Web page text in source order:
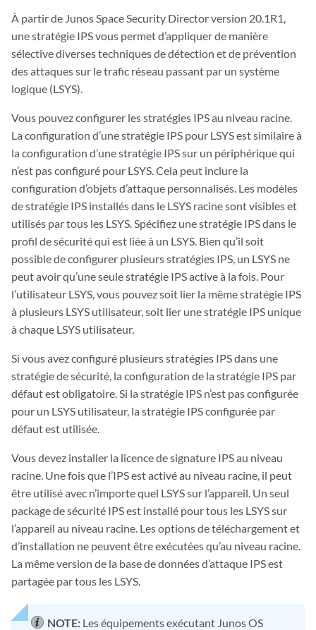
À partir de Junos Space Security Director version 20.1R1,
une stratégie IPS vous permet d’appliquer de manière
sélective diverses techniques de détection et de prévention
des attaques sur le trafic réseau passant par un système
logique (LSYS).
Vous pouvez configurer les stratégies IPS au niveau racine.
La configuration d’une stratégie IPS pour LSYS est similaire à
la configuration d’une stratégie IPS sur un périphérique qui
n’est pas configuré pour LSYS. Cela peut inclure la
configuration d’objets d’attaque personnalisés. Les modèles
de stratégie IPS installés dans le LSYS racine sont visibles et
utilisés par tous les LSYS. Spécifiez une stratégie IPS dans le
profil de sécurité qui est liée à un LSYS. Bien qu’il soit
possible de configurer plusieurs stratégies IPS, un LSYS ne
peut avoir qu’une seule stratégie IPS active à la fois. Pour
l’utilisateur LSYS, vous pouvez soit lier la même stratégie IPS
à plusieurs LSYS utilisateur, soit lier une stratégie IPS unique
à chaque LSYS utilisateur.
Si vous avez configuré plusieurs stratégies IPS dans une
stratégie de sécurité, la configuration de la stratégie IPS par
défaut est obligatoire. Si la stratégie IPS n’est pas configurée
pour un LSYS utilisateur, la stratégie IPS configurée par
défaut est utilisée.
Vous devez installer la licence de signature IPS au niveau
racine. Une fois que l’IPS est activé au niveau racine, il peut
être utilisé avec n’importe quel LSYS sur l’appareil. Un seul
package de sécurité IPS est installé pour tous les LSYS sur
l’appareil au niveau racine. Les options de téléchargement et
d’installation ne peuvent être exécutées qu’au niveau racine.
La même version de la base de données d’attaque IPS est
partagée par tous les LSYS.
NOTE: Les équipements exécutant Junos OS